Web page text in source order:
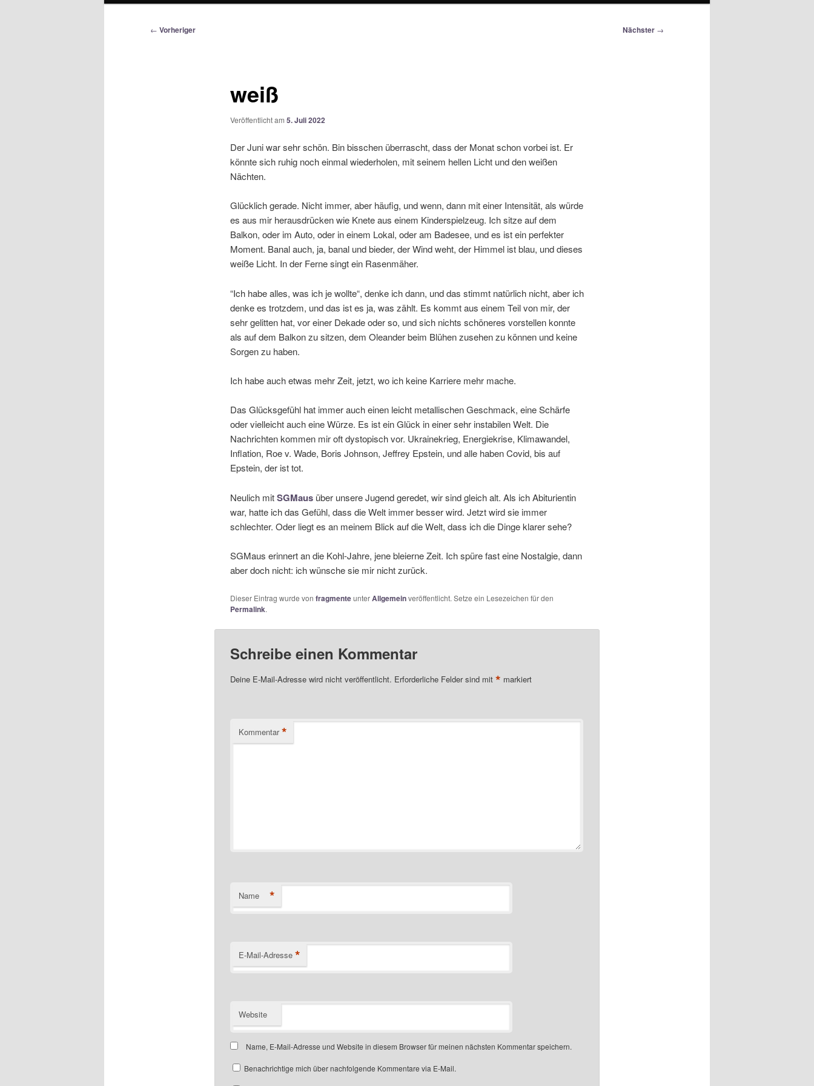
Beitragsnavigation
← Vorheriger Nächster →
weiß
Veröffentlicht am 5. Juli 2022
Der Juni war sehr schön. Bin bisschen überrascht, dass der Monat schon vorbei ist. Er
könnte sich ruhig noch einmal wiederholen, mit seinem hellen Licht und den weißen
Nächten.
Glücklich gerade. Nicht immer, aber häufig, und wenn, dann mit einer Intensität, als würde
es aus mir herausdrücken wie Knete aus einem Kinderspielzeug. Ich sitze auf dem
Balkon, oder im Auto, oder in einem Lokal, oder am Badesee, und es ist ein perfekter
Moment. Banal auch, ja, banal und bieder, der Wind weht, der Himmel ist blau, und dieses
weiße Licht. In der Ferne singt ein Rasenmäher.
“Ich habe alles, was ich je wollte“, denke ich dann, und das stimmt natürlich nicht, aber ich
denke es trotzdem, und das ist es ja, was zählt. Es kommt aus einem Teil von mir, der
sehr gelitten hat, vor einer Dekade oder so, und sich nichts schöneres vorstellen konnte
als auf dem Balkon zu sitzen, dem Oleander beim Blühen zusehen zu können und keine
Sorgen zu haben.
Ich habe auch etwas mehr Zeit, jetzt, wo ich keine Karriere mehr mache.
Das Glücksgefühl hat immer auch einen leicht metallischen Geschmack, eine Schärfe
oder vielleicht auch eine Würze. Es ist ein Glück in einer sehr instabilen Welt. Die
Nachrichten kommen mir oft dystopisch vor. Ukrainekrieg, Energiekrise, Klimawandel,
Inflation, Roe v. Wade, Boris Johnson, Jeffrey Epstein, und alle haben Covid, bis auf
Epstein, der ist tot.
Neulich mitSGMausüber unsere Jugend geredet, wir sind gleich alt. Als ich Abiturientin
war, hatte ich das Gefühl, dass die Welt immer besser wird. Jetzt wird sie immer
schlechter. Oder liegt es an meinem Blick auf die Welt, dass ich die Dinge klarer sehe?
SGMaus erinnert an die Kohl-Jahre, jene bleierne Zeit. Ich spüre fast eine Nostalgie, dann
aber doch nicht: ich wünsche sie mir nicht zurück.
Dieser Eintrag wurde von fragmenteunterAllgemeinveröffentlicht. Setze ein Lesezeichen für den
Permalink.
Schreibe einen Kommentar
Deine E-Mail-Adresse wird nicht veröffentlicht. Erforderliche Felder sind mit * markiert
Kommentar *
Name *
E-Mail-Adresse *
Website
Name, E-Mail-Adresse und Website in diesem Browser für meinen nächsten Kommentar speichern.
Benachrichtige mich über nachfolgende Kommentare via E-Mail.